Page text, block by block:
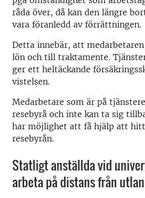
råda över, då kan den längre
vara föranledd av förrättningen.
Detta innebär, att
lön och till traktamente.
ger ett heltäckande
vistelsen.
Medarbetare som är på
resebyrå och inte kan ta sig
har möjlighet att få hjälp att
resebyrån.
Statligt anställda vid
arbeta på distans från